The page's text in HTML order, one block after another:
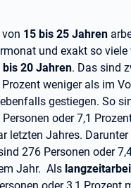
15 bis 25 Jahren
und exakt so
bis 20 Jahren. Das sind
weniger als im
gestiegen. So
oder 7,1
letzten Jahres.
276 Personen oder
Jahr. Als
oder 3,1 Prozent